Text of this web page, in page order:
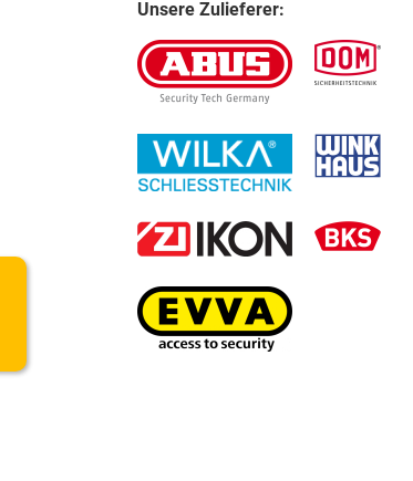
Unsere Zulieferer: